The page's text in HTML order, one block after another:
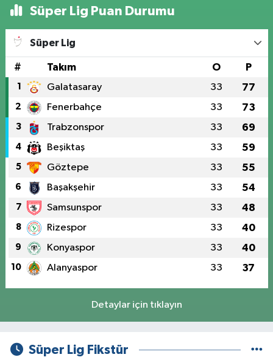
Süper Lig Puan Durumu
Süper Lig
# Takım O P
1 Galatasaray 33 77
2 Fenerbahçe 33 73
3 Trabzonspor 33 69
4 Beşiktaş 33 59
5 Göztepe 33 55
6 Başakşehir 33 54
7 Samsunspor 33 48
8 Rizespor 33 40
9 Konyaspor 33 40
10 Alanyaspor 33 37
Detaylar için tıklayın
Süper Lig Fikstür